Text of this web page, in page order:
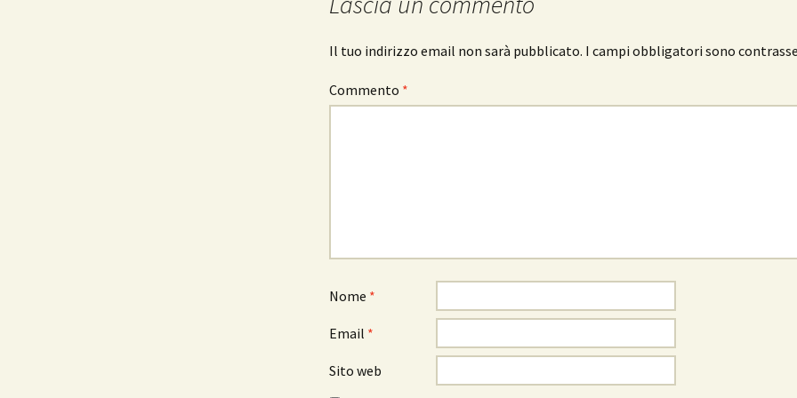
Il tuo indirizzo email non sarà pubblicato. I campi obbligatori sono
Commento *
Nome *
Email *
Sito web